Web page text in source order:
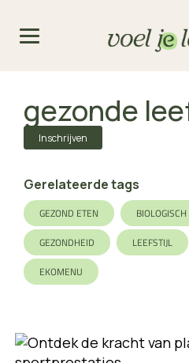
gezonde
Inschrijven
Gerelateerde tags
GEZOND ETEN BIOLOGISCH
GEZONDHEID
LEEFSTIJL
EKOMENU